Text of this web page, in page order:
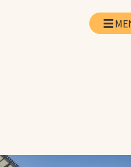
日本体育施設の歩み